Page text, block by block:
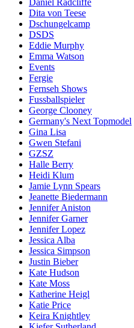
Daniel Radcliffe
Dita von Teese
Dschungelcamp
DSDS
Eddie Murphy
Emma Watson
Events
Fergie
Fernseh Shows
Fussballspieler
George Clooney
Germany's Next Topmodel
Gina Lisa
Gwen Stefani
GZSZ
Halle Berry
Heidi Klum
Jamie Lynn Spears
Jeanette Biedermann
Jennifer Aniston
Jennifer Garner
Jennifer Lopez
Jessica Alba
Jessica Simpson
Justin Bieber
Kate Hudson
Kate Moss
Katherine Heigl
Katie Price
Keira Knightley